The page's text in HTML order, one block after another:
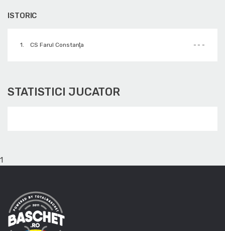
ISTORIC
1. CS Farul Constanţa - - -
STATISTICI JUCATOR
1